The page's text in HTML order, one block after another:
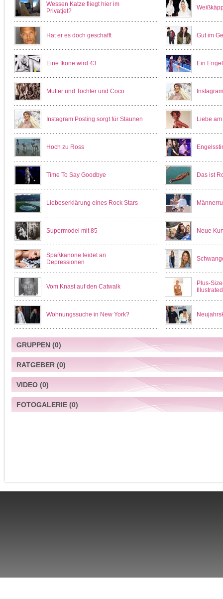
Wessen Katze fliegt hier im
Privatjet?
Hat er es doch geschafft Gut im
Eine Ikone wird 43 Ein
Mutter und Tochter und Coco
Instagram Posting sorgt für Staunen Liebe
Hoch zu Ross
Time To Say Goodbye Das ist
Liebeserklärung eines Rock Stars
Supermodel mit 85 Neue
Spaßkanone leidet an
Depressionen
Vom Knast auf den Catwalk
Plus-
Wohnungssuche in New York?
GRUPPEN(0)
RATGEBER(0)
VIDEO(0)
FOTOGALERIE(0)